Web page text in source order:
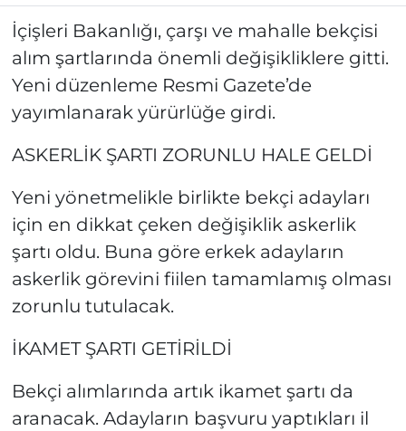
İçişleri Bakanlığı, çarşı ve mahalle bekçisi
alım şartlarında önemli değişikliklere gitti.
Yeni düzenleme Resmi Gazete’de
yayımlanarak yürürlüğe girdi.
ASKERLİK ŞARTI ZORUNLU HALE GELDİ
Yeni yönetmelikle birlikte bekçi adayları
için en dikkat çeken değişiklik askerlik
şartı oldu. Buna göre erkek adayların
askerlik görevini fiilen tamamlamış olması
zorunlu tutulacak.
İKAMET ŞARTI GETİRİLDİ
Bekçi alımlarında artık ikamet şartı da
aranacak. Adayların başvuru yaptıkları il